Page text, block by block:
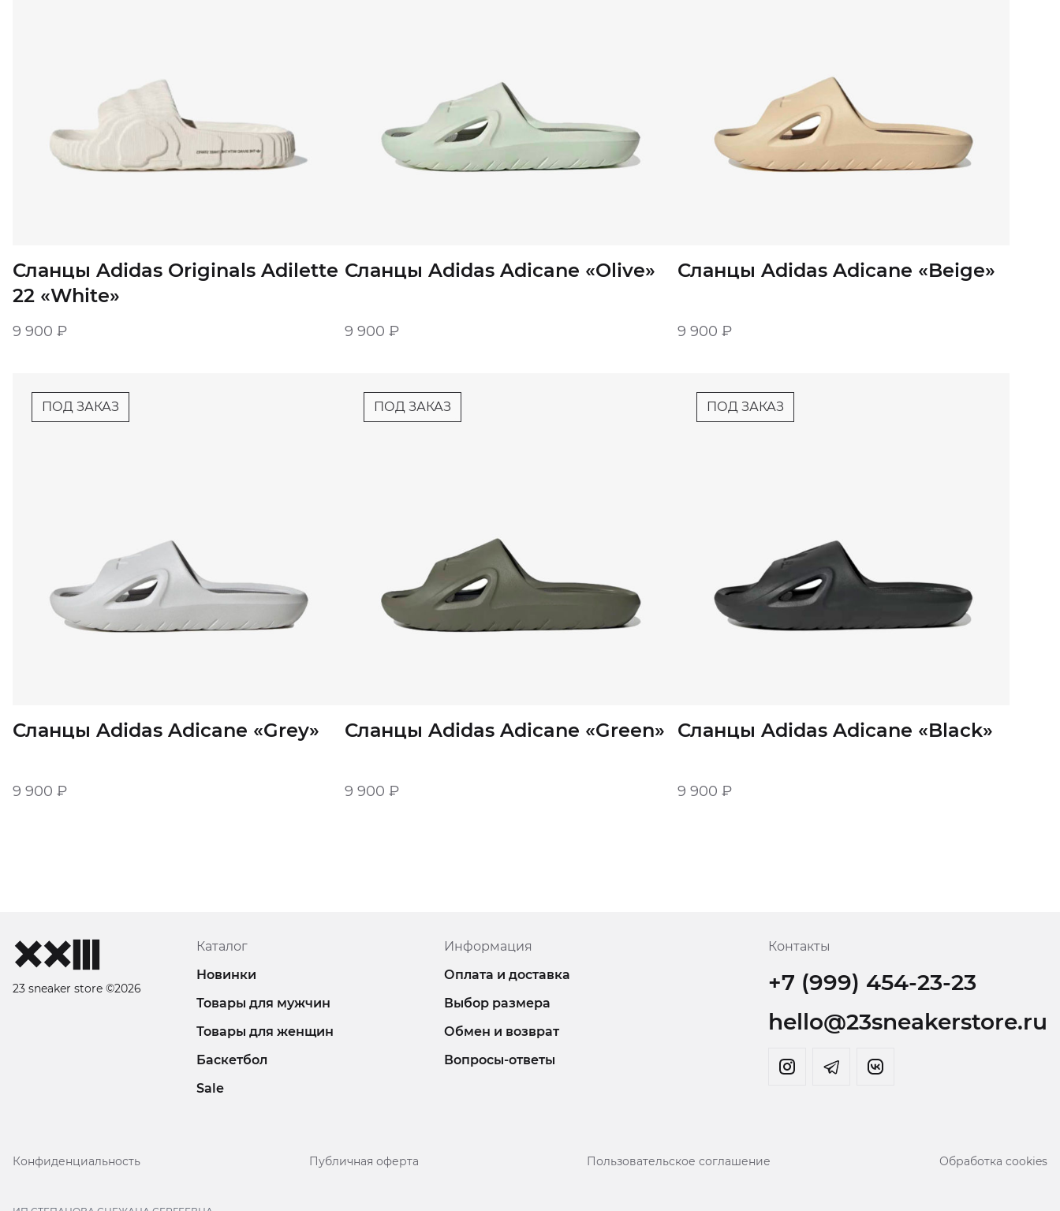
Сланцы Adidas Originals Adilette
22 «White»‎
9 900 ₽
Сланцы Adidas Adicane «Olive»
9 900₽
Сланцы Adidas Adicane «Beige»
9 900 ₽
ПОД ЗАКАЗ
Сланцы Adidas Adicane «Grey»
9 900 ₽
ПОД ЗАКАЗ
Сланцы Adidas Adicane «Green»
9 900₽
ПОД ЗАКАЗ
Сланцы Adidas Adicane «Black»
9 900 ₽
23 sneaker store ©2026
Каталог
Новинки
Товары для мужчин
Товары для женщин
Баскетбол
Sale
Информация
Оплата и доставка
Выбор размера
Обмен и возврат
Вопросы-ответы
Контакты
+7 (999) 454-23-23
hello@23sneakerstore.ru
Конфиденциальность Публичная оферта Пользовательское соглашение Обработка cookies